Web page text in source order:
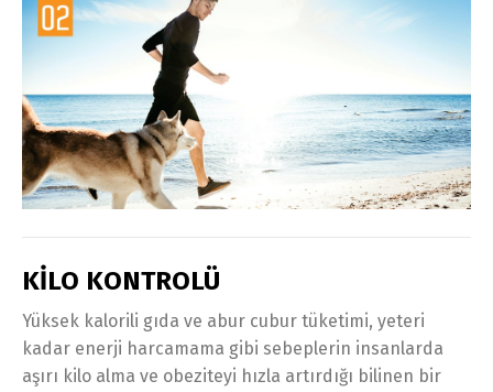
KİLO KONTROLÜ
Yüksek kalorili gıda ve abur cubur tüketimi, yeteri
kadar enerji harcamama gibi sebeplerin insanlarda
aşırı kilo alma ve obeziteyi hızla artırdığı bilinen bir